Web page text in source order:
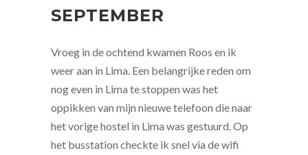
SEPTEMBER
Vroeg in de ochtend kwamen Roos en ik
weer aan in Lima. Een belangrijke reden om
nog even in Lima te stoppen was het
oppikken van mijn nieuwe telefoon die naar
het vorige hostel in Lima was gestuurd. Op
het busstation checkte ik snel via de wifi